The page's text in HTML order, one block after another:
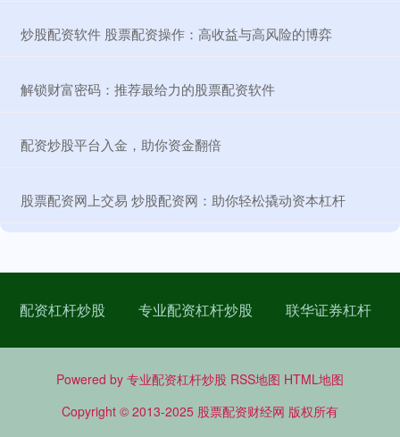
​炒股配资软件 股票配资操作：高收益与高风险的博弈
​解锁财富密码：推荐最给力的股票配资软件
​配资炒股平台入金，助你资金翻倍
​股票配资网上交易 炒股配资网：助你轻松撬动资本杠杆
配资杠杆炒股 专业配资杠杆炒股 联华证券杠杆
Powered by 专业配资杠杆炒股 RSS地图 HTML地图
Copyright © 2013-2025 股票配资财经网 版权所有